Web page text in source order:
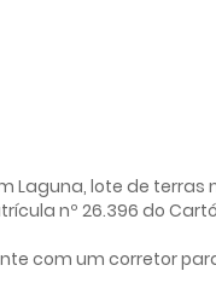
Laguna, lote de terras
nº 26.396 do
com um corretor